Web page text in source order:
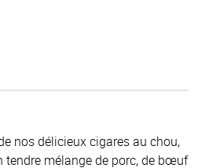
nos délicieux cigares au chou,
tendre mélange de porc, de bœuf